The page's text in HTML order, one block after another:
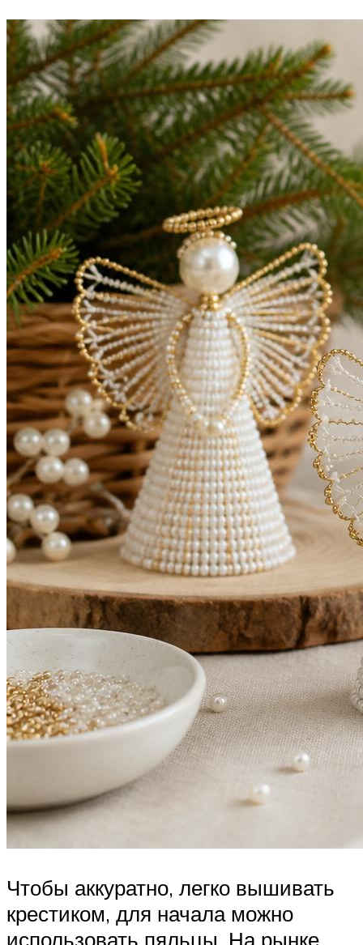
Чтобы аккуратно, легко вышивать
крестиком, для начала можно
использовать пяльцы. На рынке